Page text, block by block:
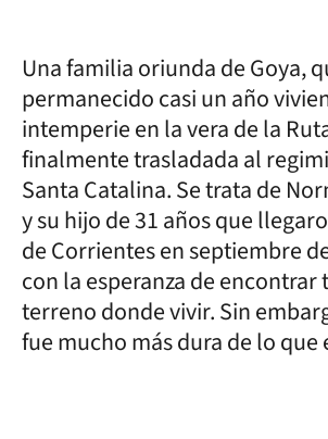
Una familia oriunda de Goya,
permanecido casi un año
intemperie en la vera de la
finalmente trasladada al
Santa Catalina. Se trata de
y su hijo de 31 años que
de Corrientes en septiembre
con la esperanza de encontrar
terreno donde vivir. Sin
fue mucho más dura de lo que